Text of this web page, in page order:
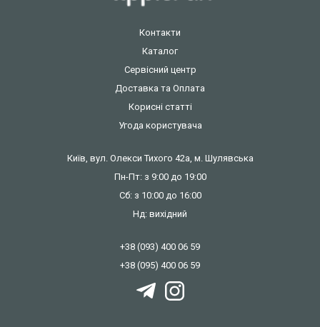
Контакти
Каталог
Сервісний центр
Доставка та Оплата
Корисні статті
Угода користувача
Київ, вул. Олекси Тихого 42а, м. Шулявська
Пн-Пт: з 9:00 до 19:00
Сб: з 10:00 до 16:00
Нд: вихідний
+38 (093) 400 06 59
+38 (095) 400 06 59